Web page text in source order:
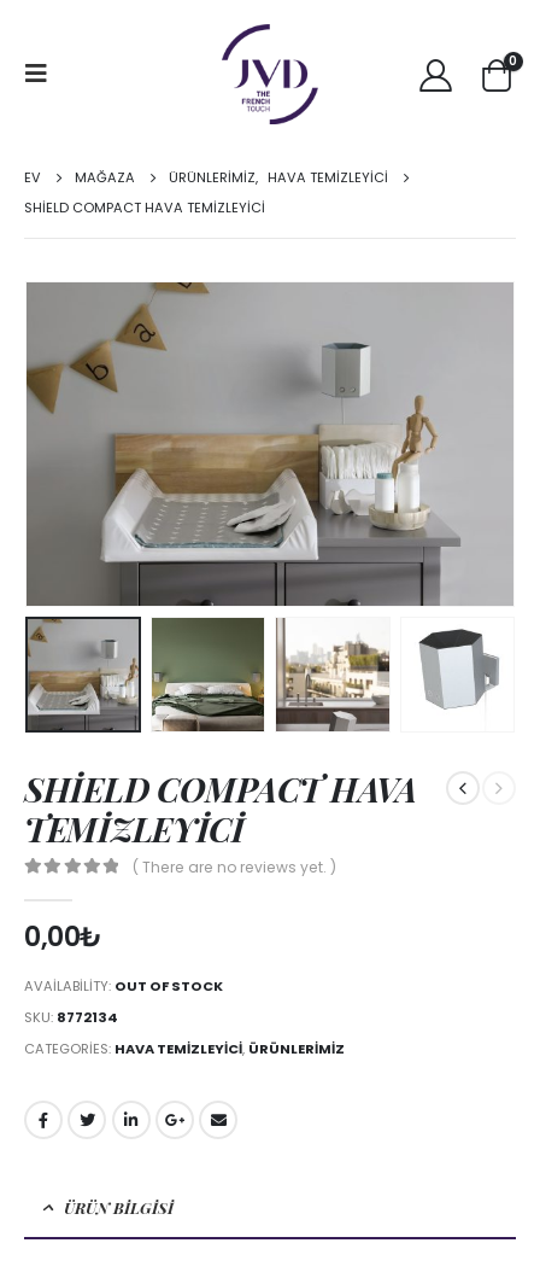
0
EV MAĞAZA ÜRÜNLERİMİZ, HAVA TEMIZLEYICI
SHİELD COMPACT HAVA TEMİZLEYİCİ
SHİELD COMPACT HAVA
TEMİZLEYİCİ
( There are no reviews yet. )
0,00₺
AVAILABILITY: OUT OF STOCK
SKU: 8772134
CATEGORIES: HAVA TEMIZLEYICI, ÜRÜNLERİMİZ
ÜRÜN BILGISI